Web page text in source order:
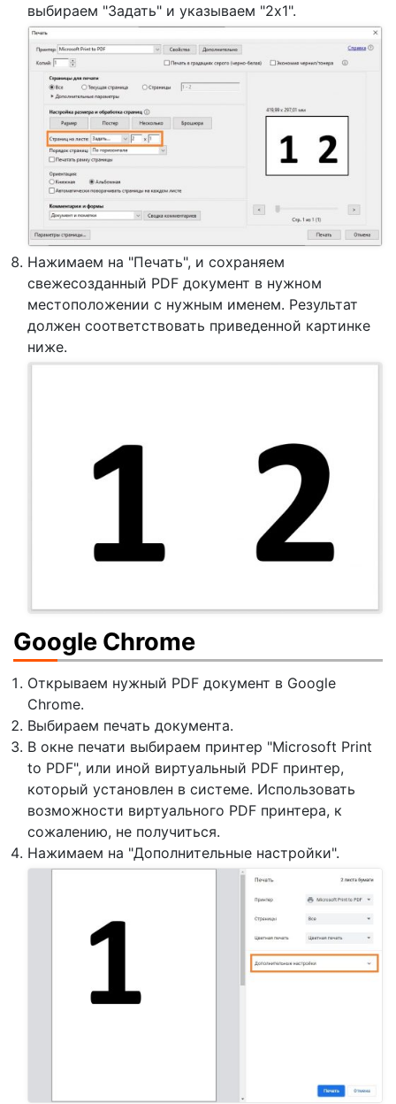
выбираем "Задать" и указываем "2х1".
Нажимаем на "Печать", и сохраняем
свежесозданный PDF документ в нужном
местоположении с нужным именем. Результат
должен соответствовать приведенной картинке
ниже.
Google Chrome
Открываем нужный PDF документ в Google
Chrome.
Выбираем печать документа.
В окне печати выбираем принтер "Microsoft Print
to PDF", или иной виртуальный PDF принтер,
который установлен в системе. Использовать
возможности виртуального PDF принтера, к
сожалению, не получиться.
Нажимаем на "Дополнительные настройки".